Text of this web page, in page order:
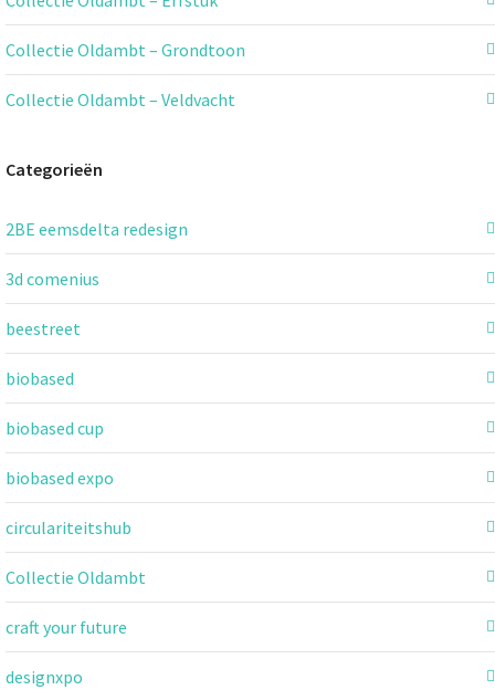
Collectie Oldambt – Grondtoon
Collectie Oldambt – Veldvacht
Categorieën
2BE eemsdelta redesign
3d comenius
beestreet
biobased
biobased cup
biobased expo
circulariteitshub
Collectie Oldambt
craft your future
designxpo